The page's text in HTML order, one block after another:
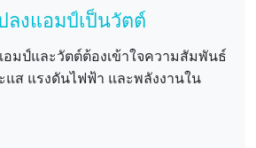
ลงแอมป์เป็นวัตต์
อมป์และวัตต์ต้องเข้าใจความสัมพันธ์
แส แรงดันไฟฟ้า และพลังงานใน